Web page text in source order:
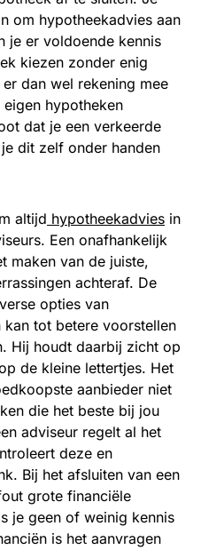
om hypotheekadvies aan
je er voldoende kennis
kiezen zonder enig
dan wel rekening mee
hypotheken
dat je een verkeerde
dit zelf onder handen
altijd hypotheekadvies in
Een onafhankelijk
maken van de juiste,
achteraf. De
opties van
tot betere voorstellen
Hij houdt daarbij zicht op
de kleine lettertjes. Het
aanbieder niet
die het beste bij jou
adviseur regelt al het
deze en
Bij het afsluiten van een
grote financiële
je geen of weinig kennis
is het aanvragen